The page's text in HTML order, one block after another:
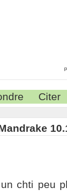
Citer
chti peu